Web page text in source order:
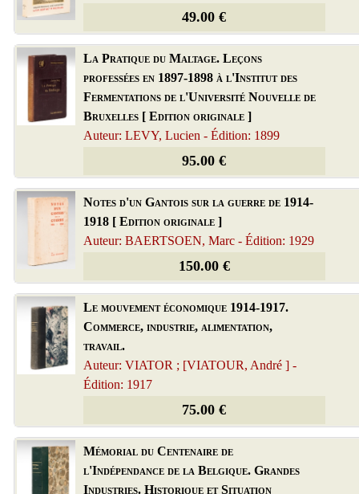
49.00 €
La Pratique du Maltage. Leçons
professées en 1897-1898 à l'Institut des
Fermentations de l'Université Nouvelle de
Bruxelles [ Edition originale ]
Auteur: LEVY, Lucien - Édition: 1899
95.00 €
Notes d'un Gantois sur la guerre de 1914-
1918 [ Edition originale ]
Auteur: BAERTSOEN, Marc - Édition: 1929
150.00 €
Le mouvement économique 1914-1917.
Commerce, industrie, alimentation,
travail.
Auteur: VIATOR ; [VIATOUR, André ] -
Édition: 1917
75.00 €
Mémorial du Centenaire de
l'Indépendance de la Belgique. Grandes
Industries. Historique et Situation